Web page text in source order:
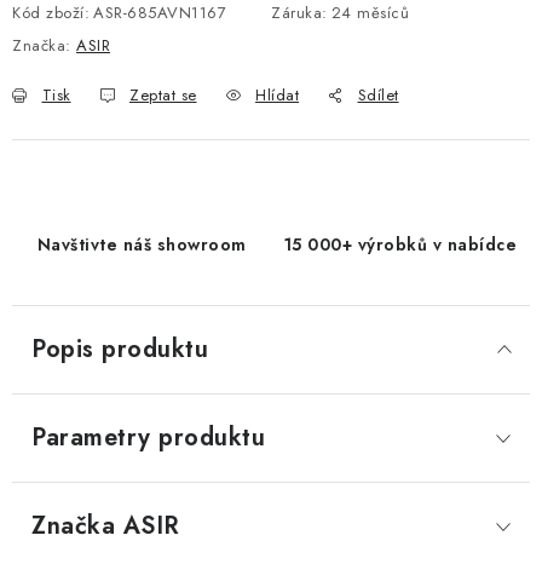
Kód zboží: ASR-685AVN1167 Záruka: 24 měsíců
Značka: ASIR
Tisk Zeptat se Hlídat Sdílet
Navštivte náš showroom 15 000+ výrobků v nabídce
Popis produktu
Parametry produktu
Značka ASIR